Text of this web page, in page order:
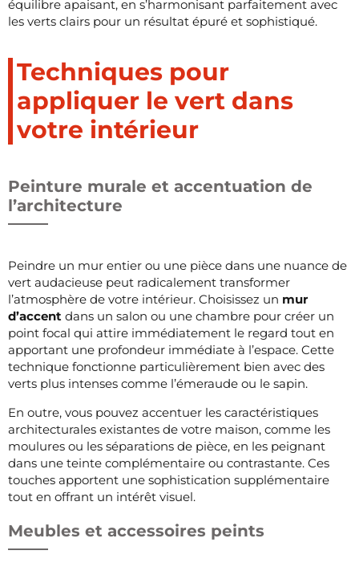
équilibre apaisant, en s’harmonisant parfaitement avec
les verts clairs pour un résultat épuré et sophistiqué.
Techniques pour
appliquer le vert dans
votre intérieur
Peinture murale et accentuation de
l’architecture
Peindre un mur entier ou une pièce dans une nuance de
vert audacieuse peut radicalement transformer
l’atmosphère de votre intérieur. Choisissez un mur
d’accent dans un salon ou une chambre pour créer un
point focal qui attire immédiatement le regard tout en
apportant une profondeur immédiate à l’espace. Cette
technique fonctionne particulièrement bien avec des
verts plus intenses comme l’émeraude ou le sapin.
En outre, vous pouvez accentuer les caractéristiques
architecturales existantes de votre maison, comme les
moulures ou les séparations de pièce, en les peignant
dans une teinte complémentaire ou contrastante. Ces
touches apportent une sophistication supplémentaire
tout en offrant un intérêt visuel.
Meubles et accessoires peints